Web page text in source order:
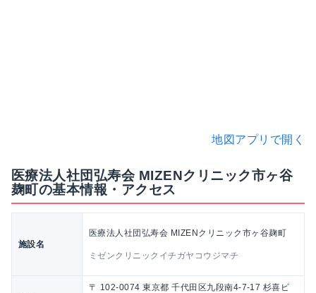
地図アプリで開く
医療法人社団弘寿会 MIZENクリニック市ヶ谷
麹町の基本情報・アクセス
施設名
医療法人社団弘寿会 MIZENクリニック市ヶ谷麹町
ミゼンクリニックイチガヤコウジマチ
〒 102-0074 東京都 千代田区九段南4-7-17 杉喜ビ